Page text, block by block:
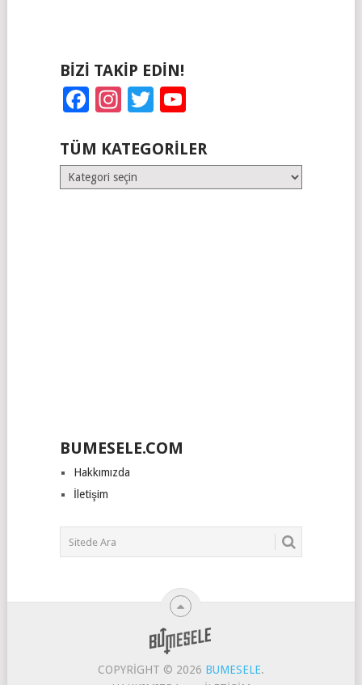
BIZI TAKIP EDIN!
Facebook
Instagram
Twitter
TÜM KATEGORILER
Tüm
Kategoriler
BUMESELE.COM
Hakkımızda
İletişim
COPYRIGHT © 2026 BUMESELE.